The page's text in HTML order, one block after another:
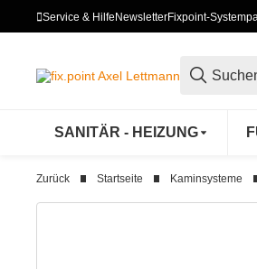
Service & HilfeNewsletterFixpoint-
SANITÄR - HEIZUNG
Zurück Startseite Kaminsysteme